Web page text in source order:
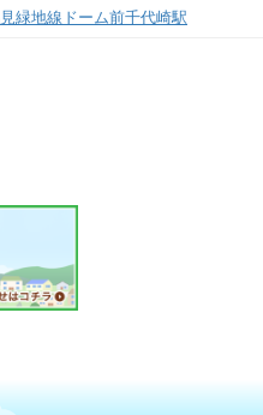
緑地線ドーム前千代崎駅